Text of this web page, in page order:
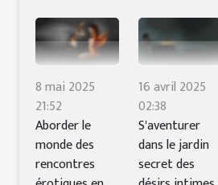
8 mai 2025
21:52
Aborder le
monde des
rencontres
16 avril 2025
02:38
S'aventurer
dans le jardin
secret des